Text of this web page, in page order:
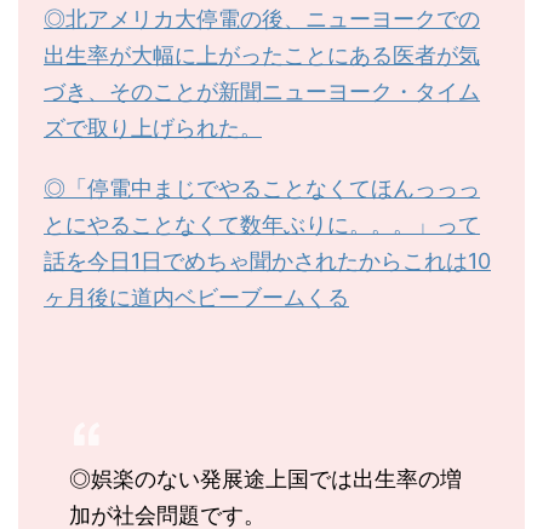
◎北アメリカ大停電の後、ニューヨークでの
出生率が大幅に上がったことにある医者が気
づき、そのことが新聞ニューヨーク・タイム
ズで取り上げられた。
◎「停電中まじでやることなくてほんっっっ
とにやることなくて数年ぶりに。。。」って
話を今日1日でめちゃ聞かされたからこれは10
ヶ月後に道内ベビーブームくる
◎娯楽のない発展途上国では出生率の増
加が社会問題です。